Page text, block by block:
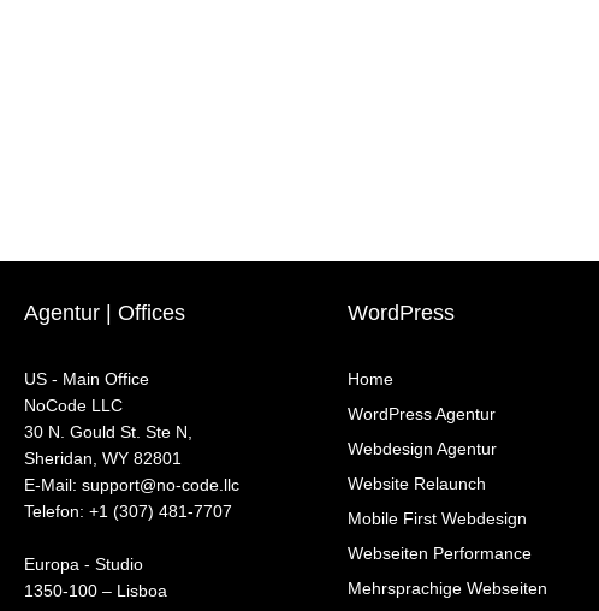
Agentur | Offices
US - Main Office
NoCode LLC
30 N. Gould St. Ste N,
Sheridan, WY 82801
‍E-Mail: support@no-code.llc
Telefon: +1 (307) 481-7707
Europa - Studio
1350-100 – Lisboa
WordPress
Home
WordPress Agentur
Webdesign Agentur
Website Relaunch
Mobile First Webdesign
Webseiten Performance
Mehrsprachige Webseiten